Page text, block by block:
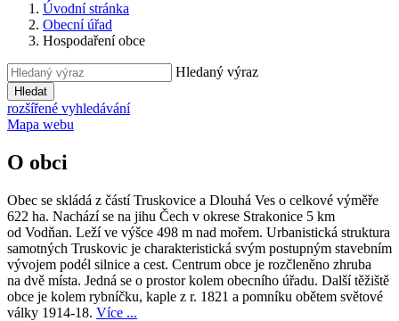
Úvodní stránka
Obecní úřad
Hospodaření obce
Hledaný výraz
Hledat
rozšířené vyhledávání
Mapa webu
O obci
Obec se skládá z částí Truskovice a Dlouhá Ves o celkové výměře
622 ha. Nachází se na jihu Čech v okrese Strakonice 5 km
od Vodňan. Leží ve výšce 498 m nad mořem. Urbanistická struktura
samotných Truskovic je charakteristická svým postupným stavebním
vývojem podél silnice a cest. Centrum obce je rozčleněno zhruba
na dvě místa. Jedná se o prostor kolem obecního úřadu. Další těžiště
obce je kolem rybníčku, kaple z r. 1821 a pomníku obětem světové
války 1914-18. Více ...